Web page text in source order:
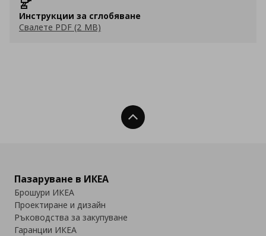
Инструкции за сглобяване
Свалете PDF (2 MB)
Нагоре
Пазаруване в ИКЕА
Брошури ИКЕА
Проектиране и дизайн
Ръководства за закупуване
Гаранции ИКЕА